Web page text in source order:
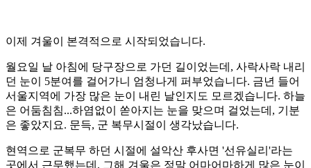
이제 겨울이 본격적으로 시작되었습니다.
월요일 날 아침에 당구장으로 가던 길이었는데, 사락사락 내리
던 눈이 5분여를 걸어가니 엄청나게 퍼부었습니다. 금년 들어
서울지역에 가장 많은 눈이 내린 날인지도 모르겠습니다. 하늘
은 어둠침침...하염없이 쏟아지는 눈을 맞으며 걸었는데, 기분
은 좋았지요. 문득, 군 복무시절이 생각났습니다.
현역으로 군복무 하던 시절에 설악산 후사면 '선유실리'라는
곳에서 근무했는데, 그해 겨울은 정말 어마어마하게 많은 눈이